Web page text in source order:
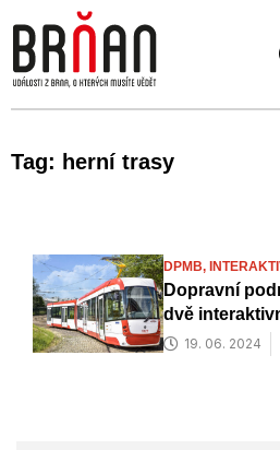
Tag: herní trasy
DPMB,
Dopravní
dvě
19. 06. 2024